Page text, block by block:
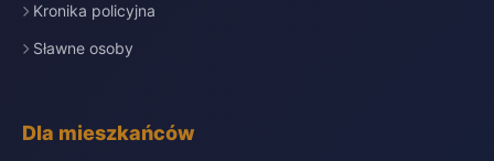
Kronika policyjna
Sławne osoby
Dla mieszkańców